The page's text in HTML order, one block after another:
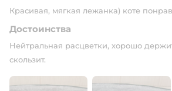
Красивая, мягкая лежанка) коте
Достоинства
Нейтральная расцветки, хорошо
скользит.